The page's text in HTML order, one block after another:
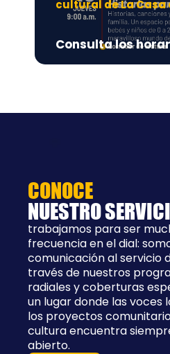
cultural de La Casa
Consulta los
CONOCE
NUESTRO
trabajamos para ser
frecuencia en el dial:
comunicación al servicio
través de nuestros
radiales y coberturas
un lugar donde las voces
los proyectos
cultura encuentra
abierto.